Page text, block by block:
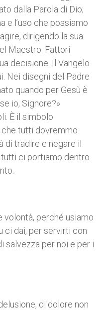
dalla Parola di Dio;
e l’uso che possiamo
dirigendo la sua
Maestro. Fattori
decisione. Il Vangelo
Nei disegni del Padre
quando per Gesù è
io, Signore?»
È il simbolo
tutti dovremmo
di tradire e negare il
tutti ci portiamo dentro
volontà, perché usiamo
ci dai, per servirti con
salvezza per noi e per i
di dolore non